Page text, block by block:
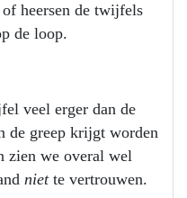
heersen de twijfels
de loop.
veel erger dan de
greep krijgt worden
zien we overal wel
niette vertrouwen.